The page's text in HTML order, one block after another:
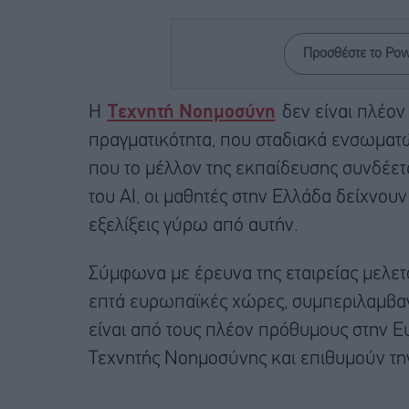
Προσθέστε το
Η Τεχνητή Νοημοσύνη δεν είναι
πραγματικότητα, που σταδιακά
που το μέλλον της εκπαίδευσης
του AI, οι μαθητές στην Ελλάδα
εξελίξεις γύρω από αυτήν.
Σύμφωνα με έρευνα της εταιρείας
επτά ευρωπαϊκές χώρες,
είναι από τους πλέον πρόθυμους στην
Τεχνητής Νοημοσύνης και επιθυμούν